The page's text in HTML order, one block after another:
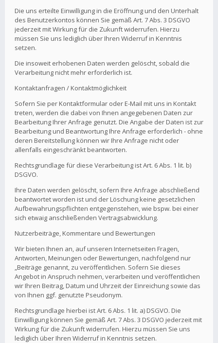
Die uns erteilte Einwilligung in die Eröffnung und den Unterhalt
des Benutzerkontos können Sie gemäß Art. 7 Abs. 3 DSGVO
jederzeit mit Wirkung für die Zukunft widerrufen. Hierzu
müssen Sie uns lediglich über Ihren Widerruf in Kenntnis
setzen.
Die insoweit erhobenen Daten werden gelöscht, sobald die
Verarbeitung nicht mehr erforderlich ist.
Kontaktanfragen / Kontaktmöglichkeit
Sofern Sie per Kontaktformular oder E-Mail mit uns in Kontakt
treten, werden die dabei von Ihnen angegebenen Daten zur
Bearbeitung Ihrer Anfrage genutzt. Die Angabe der Daten ist zur
Bearbeitung und Beantwortung Ihre Anfrage erforderlich - ohne
deren Bereitstellung können wir Ihre Anfrage nicht oder
allenfalls eingeschränkt beantworten.
Rechtsgrundlage für diese Verarbeitung ist Art. 6 Abs. 1 lit. b)
DSGVO.
Ihre Daten werden gelöscht, sofern Ihre Anfrage abschließend
beantwortet worden ist und der Löschung keine gesetzlichen
Aufbewahrungspflichten entgegenstehen, wie bspw. bei einer
sich etwaig anschließenden Vertragsabwicklung.
Nutzerbeiträge, Kommentare und Bewertungen
Wir bieten Ihnen an, auf unseren Internetseiten Fragen,
Antworten, Meinungen oder Bewertungen, nachfolgend nur
„Beiträge genannt, zu veröffentlichen. Sofern Sie dieses
Angebot in Anspruch nehmen, verarbeiten und veröffentlichen
wir Ihren Beitrag, Datum und Uhrzeit der Einreichung sowie das
von Ihnen ggf. genutzte Pseudonym.
Rechtsgrundlage hierbei ist Art. 6 Abs. 1 lit. a) DSGVO. Die
Einwilligung können Sie gemäß Art. 7 Abs. 3 DSGVO jederzeit mit
Wirkung für die Zukunft widerrufen. Hierzu müssen Sie uns
lediglich über Ihren Widerruf in Kenntnis setzen.